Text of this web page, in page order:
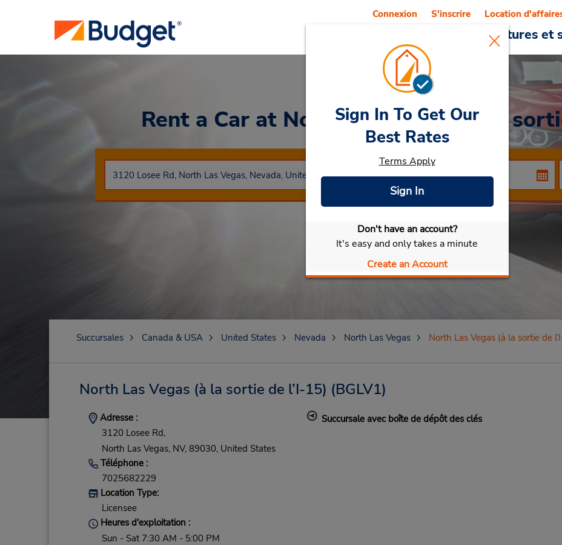
Voitures et
Connexion S'inscrire Location
Rent a Car at North Las Vegas (à la
Sélectionner ma voiture
Sign In To Get Our
Best Rates
Terms Apply
Sign In
Don't have an account?
It's easy and only takes a minute
Create an Account
Succursales Canada & USA United States Nevada North Las Vegas North Las Vegas (à la sortie de
North Las Vegas (à la sortie de l’I-15) (BGLV1)
Adresse :
3120 Losee Rd,
North Las Vegas, NV, 89030, United States
Téléphone :
7025682229
Location Type:
Licensee
Heures d'exploitation :
Sun - Sat 7:30 AM - 5:00 PM
Succursale avec boîte de dépôt des clés